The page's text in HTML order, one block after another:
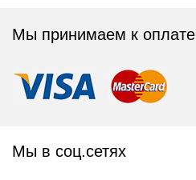
Мы принимаем к оплате
Мы в соц.сетях